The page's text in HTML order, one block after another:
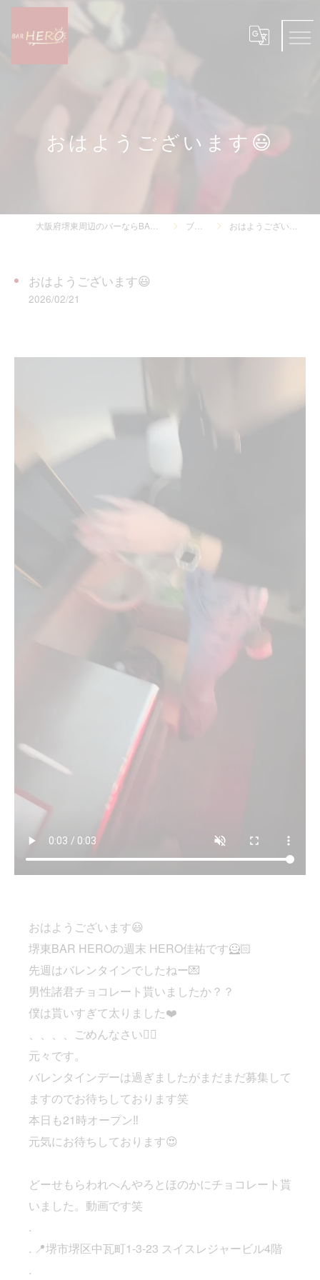
おはようございます😃
ブログ おはようございます😃
おはようございます😃
2026/02/21
おはようございます😃
堺東BAR HEROの週末 HERO佳祐です🦸🏻
先週はバレンタインでしたねー💌
男性諸君チョコレート貰いましたか？？
僕は貰いすぎて太りました❤️
、、、、ごめんなさい🙇‍♀️
元々です。
バレンタインデーは過ぎましたがまだまだ募集して
ますのでお待ちしております笑
本日も21時オープン‼️
元気にお待ちしております😍
どーせもらわれへんやろとほのかにチョコレート貰
いました。動画です笑
.
. 📍堺市堺区中瓦町1-3-23 スイスレジャービル4階
.